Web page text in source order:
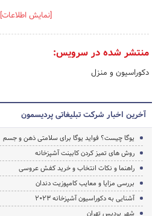
[نمایش اطلاعات]
منتشر شده در سرویس:
دکوراسیون و منزل
آخرین اخبار شرکت تبلیغاتی پردیسمون
یوگا چیست؟ فواید یوگا برای سلامتی ذهن و جسم
روش های تمیز کردن کابینت آشپزخانه
راهنما و نکات انتخاب و خرید کفش عروسی
بررسی مزایا و معایب کامپوزیت دندان
آشنایی به دکوراسیون آشپزخانه 2023
شهر پردیس تهران